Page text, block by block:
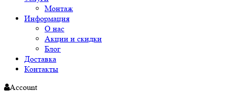
Монтаж
Информация
О нас
Акции и скидки
Блог
Доставка
Контакты
Account